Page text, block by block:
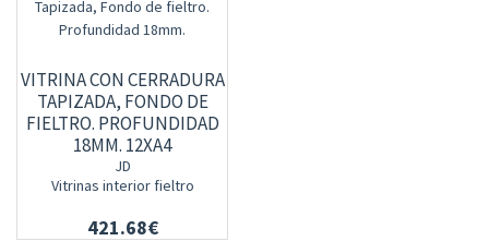
VITRINA CON CERRADURA
TAPIZADA, FONDO DE
FIELTRO. PROFUNDIDAD
18MM. 12XA4
JD
Vitrinas interior fieltro
421.68€